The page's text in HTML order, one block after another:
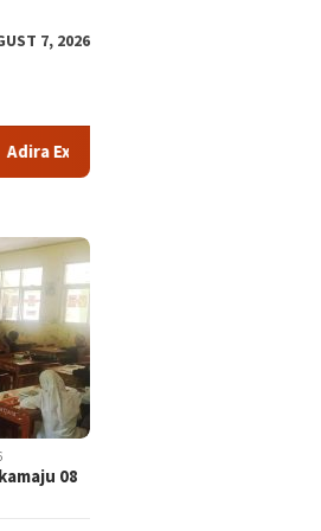
7, 2026
Merdeka Tawarkan Bunga 1,76
08